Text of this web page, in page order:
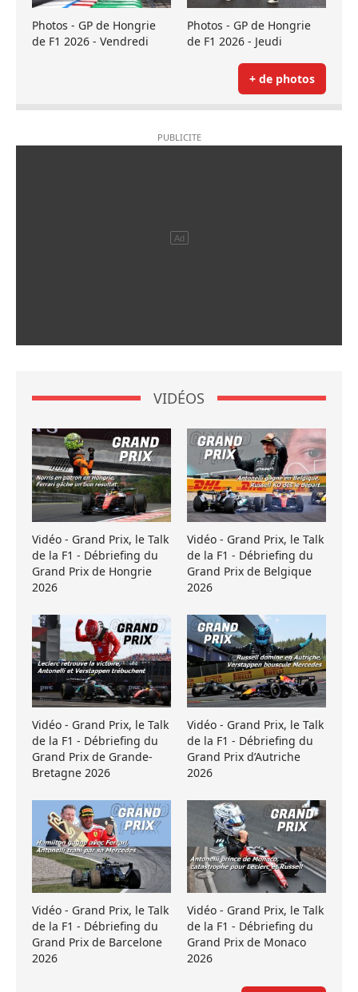
Photos - GP de Hongrie
de F1 2026 - Vendredi
Photos - GP de Hongrie
de F1 2026 - Jeudi
+ de photos
VIDÉOS
Vidéo - Grand Prix, le Talk
de la F1 - Débriefing du
Grand Prix de Hongrie
2026
Vidéo - Grand Prix, le Talk
de la F1 - Débriefing du
Grand Prix de Belgique
2026
Vidéo - Grand Prix, le Talk
de la F1 - Débriefing du
Grand Prix de Grande-
Bretagne 2026
Vidéo - Grand Prix, le Talk
de la F1 - Débriefing du
Grand Prix d’Autriche
2026
Vidéo - Grand Prix, le Talk
de la F1 - Débriefing du
Grand Prix de Barcelone
2026
Vidéo - Grand Prix, le Talk
de la F1 - Débriefing du
Grand Prix de Monaco
2026